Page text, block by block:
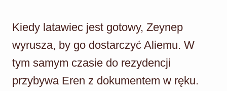
Kiedy latawiec jest gotowy, Zeynep
wyrusza, by go dostarczyć Aliemu. W
tym samym czasie do rezydencji
przybywa Eren z dokumentem w ręku.